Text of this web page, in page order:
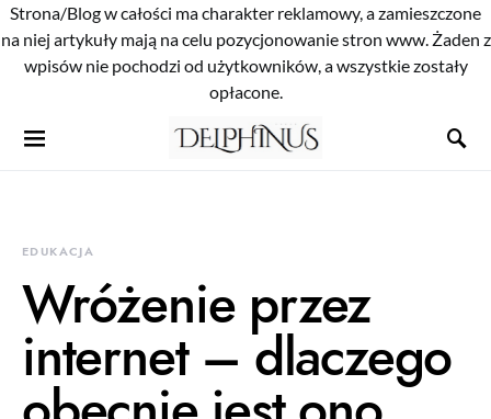
Strona/Blog w całości ma charakter reklamowy, a zamieszczone
na niej artykuły mają na celu pozycjonowanie stron www. Żaden z
wpisów nie pochodzi od użytkowników, a wszystkie zostały
opłacone.
EDUKACJA
Wróżenie przez
internet – dlaczego